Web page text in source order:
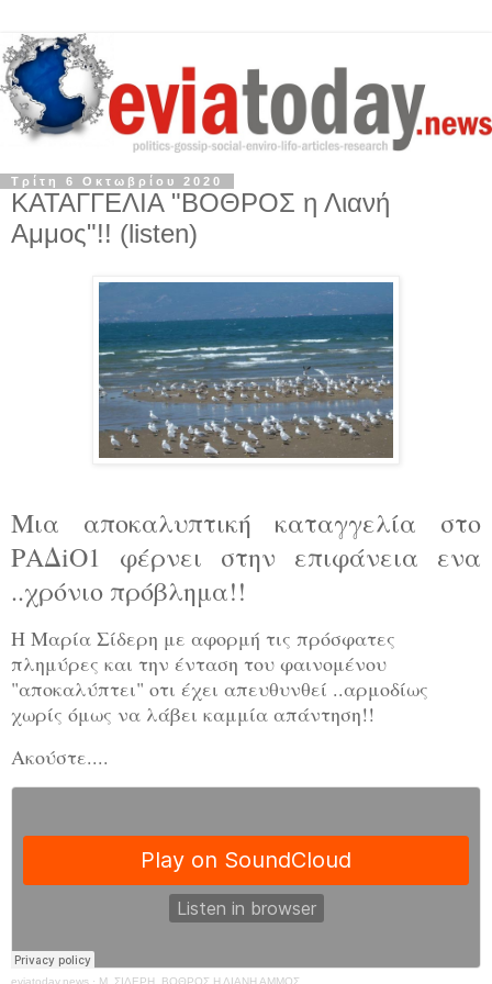
Τρίτη 6 Οκτωβρίου 2020
ΚΑΤΑΓΓΕΛΙΑ "ΒΟΘΡΟΣ η Λιανή
Αμμος"!! (listen)
Μια αποκαλυπτική καταγγελία στο
ΡΑΔiΟ1 φέρνει στην επιφάνεια ενα
..χρόνιο πρόβλημα!!
Η Μαρία Σίδερη με αφορμή τις πρόσφατες
πλημύρες και την ένταση του φαινομένου
"αποκαλύπτει" οτι έχει απευθυνθεί ..αρμοδίως
χωρίς όμως να λάβει καμμία απάντηση!!
Ακούστε....